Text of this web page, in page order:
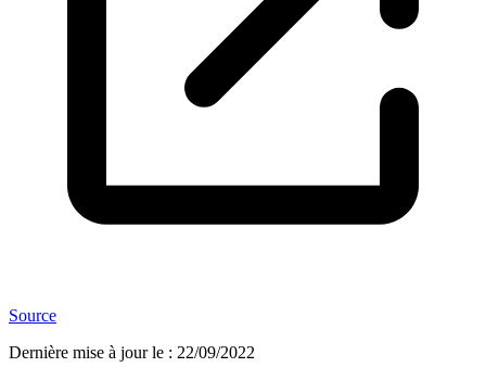
Source
Dernière mise à jour le : 22/09/2022